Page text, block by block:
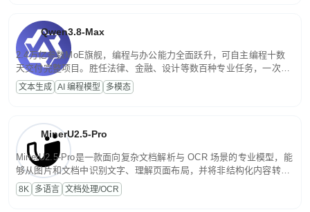
Qwen3.8-Max
2.4万亿参数MoE旗舰，编程与办公能力全面跃升，可自主编程十数
天交付完整项目。胜任法律、金融、设计等数百种专业任务，一次对
话端到端交付生产级成果。原生视觉理解贯穿规划、执行与验证全流
程，支持超长文档与长视频的深度语义解析。长程任务中自主规划与
文本生成 AI 编程模型 多模态
MinerU2.5-Pro
MinerU2.5-Pro是一款面向复杂文档解析与 OCR 场景的专业模型，能
够从图片和文档中识别文字、理解页面布局，并将非结构化内容转换
为便于存储、检索和二次处理的结构化结果。
8K 多语言 文档处理/OCR